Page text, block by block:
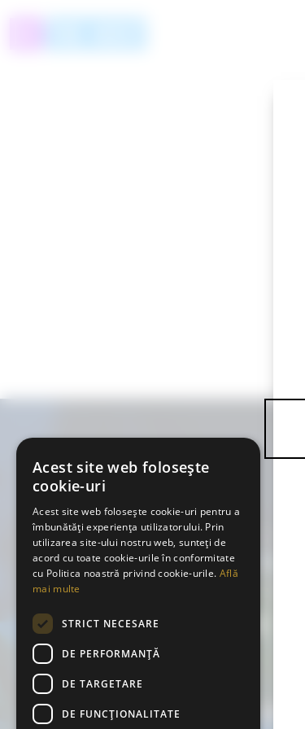
Acest site web folosește
cookie-uri
Acest site web folosește cookie-uri pentru a
îmbunătăți experiența utilizatorului. Prin
utilizarea site-ului nostru web, sunteți de
acord cu toate cookie-urile în conformitate
cu Politica noastră privind cookie-urile. Află
mai multe
STRICT NECESARE
DE PERFORMANȚĂ
DE TARGETARE
DE FUNCŢIONALITATE